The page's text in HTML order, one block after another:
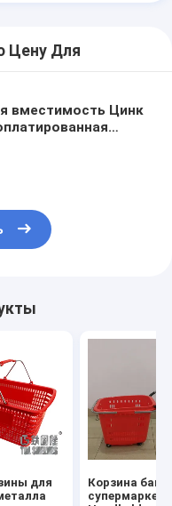
Цену Для
вместимость Цинк
для
Корзина
супермаркета